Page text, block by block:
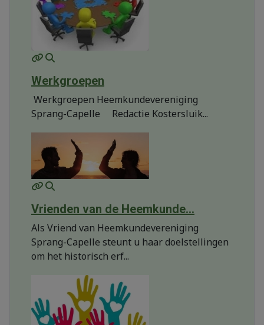
MOD_JTCS_VIEW_ARTICLE_LINK
Werkgroepen
Werkgroepen Heemkundevereniging
Sprang-Capelle Redactie Kostersluik...
MOD_JTCS_VIEW_ARTICLE_LINK
Vrienden van de Heemkunde...
Als Vriend van Heemkundevereniging
Sprang-Capelle steunt u haar doelstellingen
om het historisch erf...